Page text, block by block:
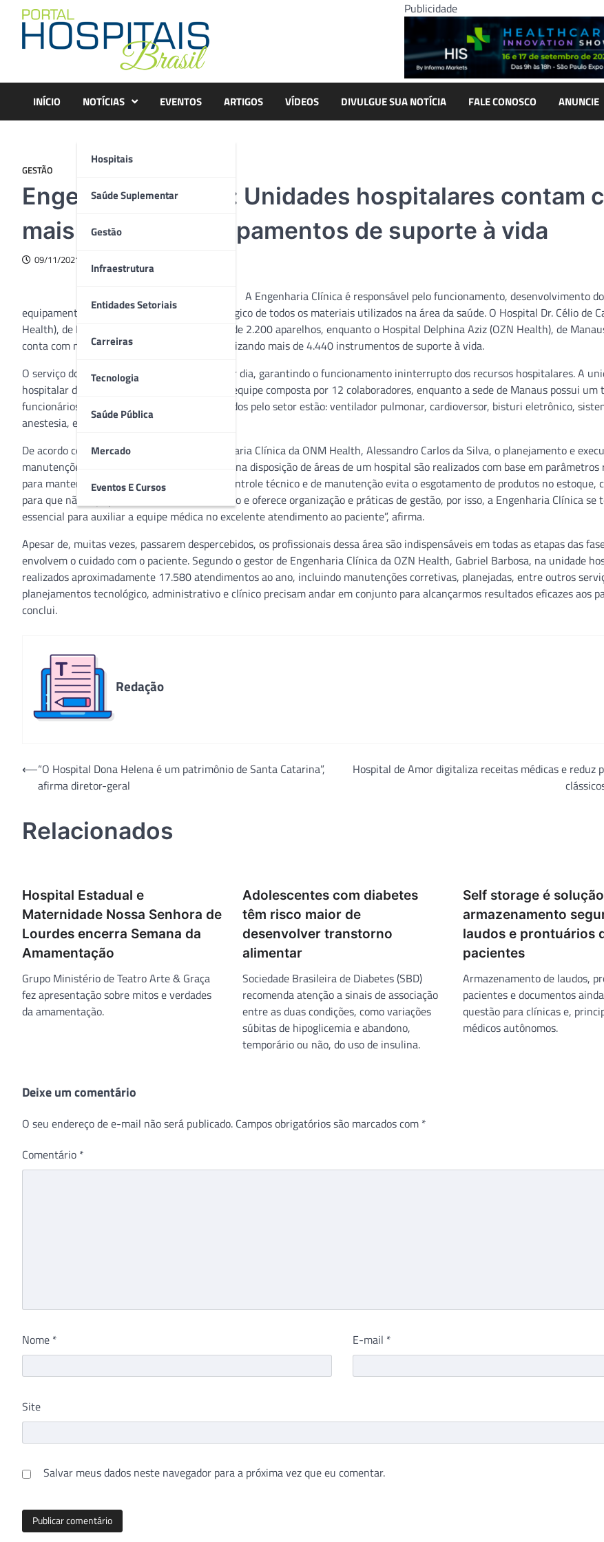
content
Publicidade
INÍCIO NOTÍCIAS
Hospitais
Saúde Suplementar
Gestão
Infraestrutura
Entidades Setoriais
Carreiras
Tecnologia
Saúde Pública
Mercado
Eventos E Cursos
EVENTOS ARTIGOS VÍDEOS DIVULGUE SUA NOTÍCIA FALE CONOSCO ANUNCIE
GESTÃO
Engenharia Clínica: Unidades hospitalares contam
mais de 4.440 equipamentos de suporte à vida
09/11/2021
A Engenharia Clínica é responsável pelo funcionamento, desenvolvimento
equipamentos, além do planejamento tecnológico de todos os materiais utilizados na área da saúde. O Hospital Dr. Célio de
Health), de Belo Horizonte (MG) possui cerca de 2.200 aparelhos, enquanto o Hospital Delphina Aziz (OZN Health), de
conta com mais de 2.240 equipamentos, totalizando mais de 4.440 instrumentos de suporte à vida.
O serviço do setor fica disponível 24 horas por dia, garantindo o funcionamento ininterrupto dos recursos hospitalares. A
hospitalar de Belo Horizonte conta com uma equipe composta por 12 colaboradores, enquanto a sede de Manaus possui um
funcionários. Entre os aparelhos disponibilizados pelo setor estão: ventilador pulmonar, cardioversor, bisturi eletrônico,
anestesia, entre outros.
De acordo com o coordenador técnico Engenharia Clínica da ONM Health, Alessandro Carlos da Silva, o planejamento e
manutenções nos equipamentos e alterações na disposição de áreas de um hospital são realizados com base em parâmetros
para manter a segurança dos pacientes. “O controle técnico e de manutenção evita o esgotamento de produtos no estoque,
para que não haja produtos além do necessário e oferece organização e práticas de gestão, por isso, a Engenharia Clínica se
essencial para auxiliar a equipe médica no excelente atendimento ao paciente”, afirma.
Apesar de, muitas vezes, passarem despercebidos, os profissionais dessa área são indispensáveis em todas as etapas das
envolvem o cuidado com o paciente. Segundo o gestor de Engenharia Clínica da OZN Health, Gabriel Barbosa, na unidade
realizados aproximadamente 17.580 atendimentos ao ano, incluindo manutenções corretivas, planejadas, entre outros
planejamentos tecnológico, administrativo e clínico precisam andar em conjunto para alcançarmos resultados eficazes aos
conclui.
Redação
Navegação
⟵“O Hospital Dona Helena é um patrimônio de Santa Catarina”,
afirma diretor-geral
Hospital de Amor digitaliza receitas médicas e reduz
Relacionados
Hospital Estadual e
Maternidade Nossa Senhora de
Lourdes encerra Semana da
Amamentação
Grupo Ministério de Teatro Arte & Graça
fez apresentação sobre mitos e verdades
da amamentação.
Adolescentes com diabetes
têm risco maior de
desenvolver transtorno
alimentar
Sociedade Brasileira de Diabetes (SBD)
recomenda atenção a sinais de associação
entre as duas condições, como variações
súbitas de hipoglicemia e abandono,
temporário ou não, do uso de insulina.
Self storage é
armazenamento
laudos e prontuários
pacientes
Armazenamento de laudos,
pacientes e documentos
questão para clínicas e,
médicos autônomos.
Deixe um comentário
O seu endereço de e-mail não será publicado. Campos obrigatórios são marcados com *
Comentário *
Nome * E-mail *
Site
Salvar meus dados neste navegador para a próxima vez que eu comentar.